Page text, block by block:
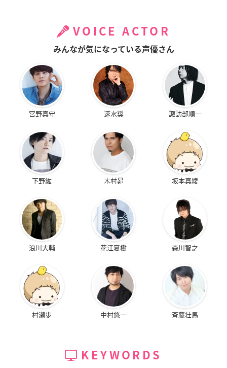
VOICE ACTOR
みんなが気になっている声優さん
宮野真守 速水奨 諏訪部順一
下野紘 木村昴 坂本真綾
浪川大輔 花江夏樹 森川智之
村瀬歩 中村悠一 斉藤壮馬
KEYWORDS